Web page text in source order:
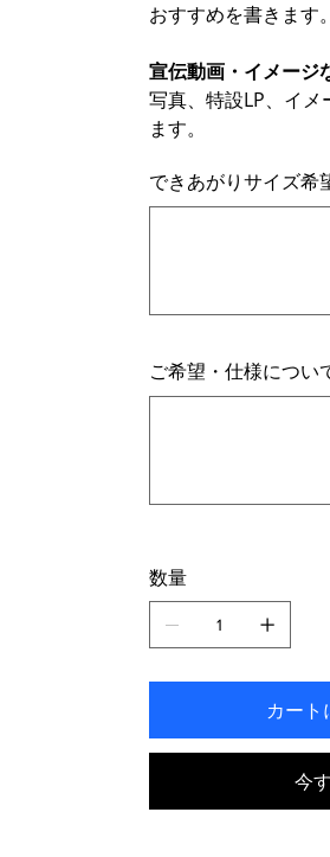
おすすめを書きます。
宣伝動画・イメージ
写真、特設LP、イ
ます。
できあがりサイズ希
入
き
ま
す。
ご希望・仕様につい
入
ま
す。
数量
カート
今